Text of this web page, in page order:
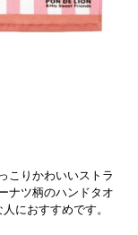
こりかわいいストラ
ナツ柄のハンドタオ
におすすめです。